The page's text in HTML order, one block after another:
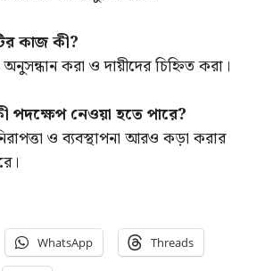
কাজ কী?
অনুসন্ধান করা ও দায়ীদের চিহ্নিত করা।
পদক্ষেপ নেওয়া হতে পারে?
ও ব্যবস্থাপনা আরও কড়া করার
WhatsApp Threads